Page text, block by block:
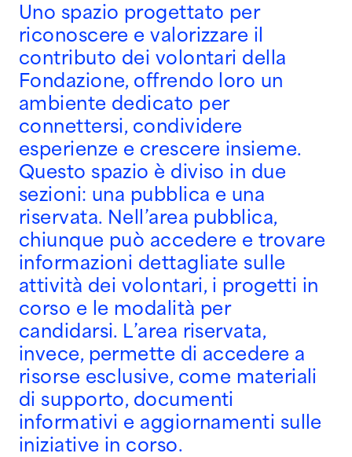
Uno spazio progettato per
riconoscere e valorizzare il
contributo dei volontari della
Fondazione, offrendo loro un
ambiente dedicato per
connettersi, condividere
esperienze e crescere insieme.
Questo spazio è diviso in due
sezioni: una pubblica e una
riservata. Nell’area pubblica,
chiunque può accedere e trovare
informazioni dettagliate sulle
attività dei volontari, i progetti in
corso e le modalità per
candidarsi. L’area riservata,
invece, permette di accedere a
risorse esclusive, come materiali
di supporto, documenti
informativi e aggiornamenti sulle
iniziative in corso.